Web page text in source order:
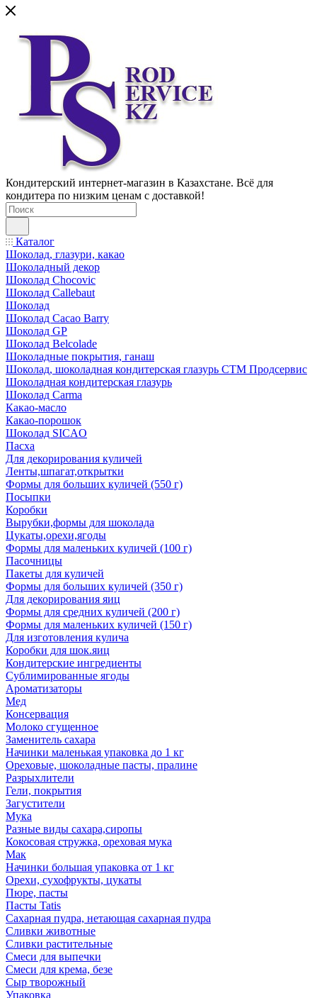
Кондитерский интернет-магазин в Казахстане. Всё для
кондитера по низким ценам с доставкой!
Каталог
Шоколад, глазури, какао
Шоколадный декор
Шоколад Chocovic
Шоколад Callebaut
Шоколад
Шоколад Cacao Barry
Шоколад GP
Шоколад Belcolade
Шоколадные покрытия, ганаш
Шоколад, шоколадная кондитерская глазурь СТМ Продсервис
Шоколадная кондитерская глазурь
Шоколад Carma
Какао-масло
Какао-порошок
Шоколад SICAO
Пасха
Для декорирования куличей
Ленты,шпагат,открытки
Формы для больших куличей (550 г)
Посыпки
Коробки
Вырубки,формы для шоколада
Цукаты,орехи,ягоды
Формы для маленьких куличей (100 г)
Пасочницы
Пакеты для куличей
Формы для больших куличей (350 г)
Для декорирования яиц
Формы для средних куличей (200 г)
Формы для маленьких куличей (150 г)
Для изготовления кулича
Коробки для шок.яиц
Кондитерские ингредиенты
Сублимированные ягоды
Ароматизаторы
Мед
Консервация
Молоко сгущенное
Заменитель сахара
Начинки маленькая упаковка до 1 кг
Ореховые, шоколадные пасты, пралине
Разрыхлители
Гели, покрытия
Загустители
Мука
Разные виды сахара,сиропы
Кокосовая стружка, ореховая мука
Мак
Начинки большая упаковка от 1 кг
Орехи, сухофрукты, цукаты
Пюре, пасты
Пасты Tatis
Сахарная пудра, нетающая сахарная пудра
Сливки животные
Сливки растительные
Смеси для выпечки
Смеси для крема, безе
Сыр творожный
Упаковка